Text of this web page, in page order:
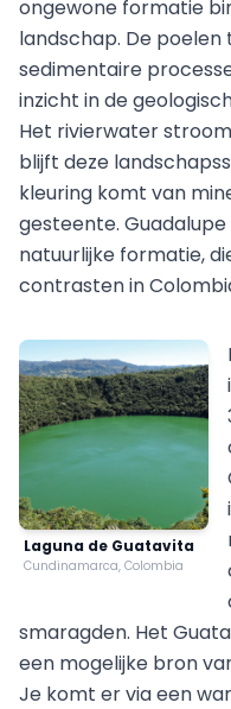
ongewone formatie
landschap. De
sedimentaire
inzicht in de
Het rivierwater
blijft deze
kleuring komt van
gesteente.
natuurlijke formatie,
contrasten in
Laguna de Guatavita
Cundinamarca, Colombia
smaragden. Het
een mogelijke bron
Je komt er via een